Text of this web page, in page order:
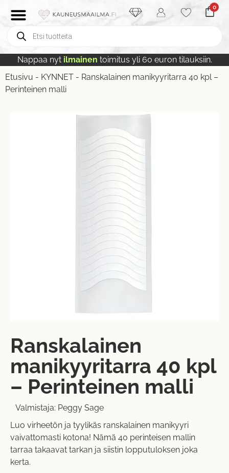
0
Nappaa nyt ilmainen toimitus yli 60 euron tilauksiin.
Etusivu - KYNNET - Ranskalainen manikyyritarra 40 kpl –
Perinteinen malli
Ranskalainen
manikyyritarra 40 kpl
– Perinteinen malli
Valmistaja: Peggy Sage
Luo virheetön ja tyylikäs ranskalainen manikyyri
vaivattomasti kotona! Nämä 40 perinteisen mallin
tarraa takaavat tarkan ja siistin lopputuloksen joka
kerta.